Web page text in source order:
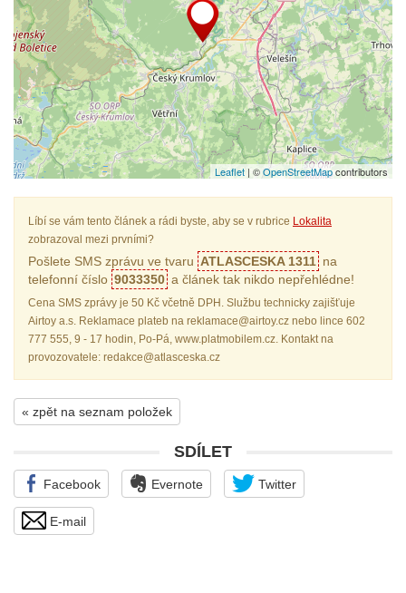
Leaflet | ©OpenStreetMapcontributors
Líbí se vám tento článek a rádi byste, aby se v rubrice Lokalita
zobrazoval mezi prvními?
Pošlete SMS zprávu ve tvaru ATLASCESKA 1311 na
telefonní číslo 9033350 a článek tak nikdo nepřehlédne!
Cena SMS zprávy je 50 Kč včetně DPH. Službu technicky zajišťuje
Airtoy a.s. Reklamace plateb na reklamace@airtoy.cz nebo lince 602
777 555, 9 - 17 hodin, Po-Pá, www.platmobilem.cz. Kontakt na
provozovatele: redakce@atlasceska.cz
« zpět na seznam položek
SDÍLET
Facebook Evernote Twitter
E-mail